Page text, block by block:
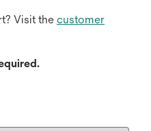
Visit the customer